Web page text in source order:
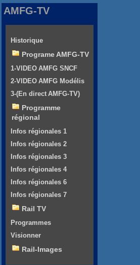
AMFG-TV
Historique
Programe AMFG-TV
1-VIDEO AMFG SNCF
2-VIDEO AMFG Modélis
3-(En direct AMFG-TV)
Programme
régional
Infos régionales 1
Infos régionales 2
Infos régionales 3
Infos régionales 4
Infos régionales 6
Infos régionales 7
Rail TV
Programmes
Visionner
Rail-Images